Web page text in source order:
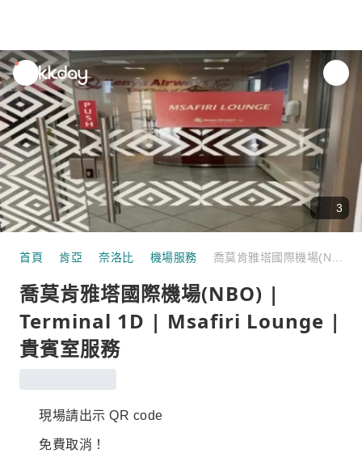
unread
notifications
3
首頁 肯亞 奈洛比 機場服務
喬莫肯雅塔國際機場(NBO) |
Terminal 1D | Msafiri Lounge |
貴賓室服務
現場請出示 QR code
免費取消！